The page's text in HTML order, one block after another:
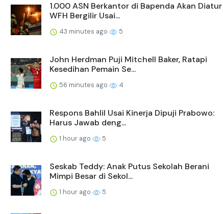
1.000 ASN Berkantor di Bapenda Akan Diatur
WFH Bergilir Usai...
43 minutes ago 5
John Herdman Puji Mitchell Baker, Ratapi
Kesedihan Pemain Se...
56 minutes ago 4
Respons Bahlil Usai Kinerja Dipuji Prabowo:
Harus Jawab deng...
1 hour ago 5
Seskab Teddy: Anak Putus Sekolah Berani
Mimpi Besar di Sekol...
1 hour ago 5